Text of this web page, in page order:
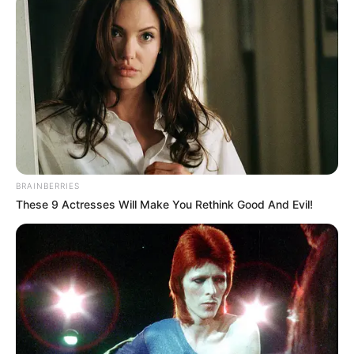
Usamah Zaid Yasin sebagai Karya
Usamah Zaid Yasin sebagai Zain
Shafiq Isa sebagai Ghaz
Aina Nadzir sebagai Dayang
OST (Original Soundtrack)
Pengganas. Cepat! Cepat! Cepat!– Azri Yunus
Siapa Nak Makan Satay?– Hakim Kamal
Ali’s Lullaby (Music Box)
– Azri Yunus
Cyberaya– Hakim Kamal
HQ M.A.T.A– Azri Yunus, Hakim Kamal
Kejar Abang Bear! – Azri Yunus, Hakim Kamal
BRAINBERRIES
These 9 Actresses Will Make You Rethink Good And Evil!